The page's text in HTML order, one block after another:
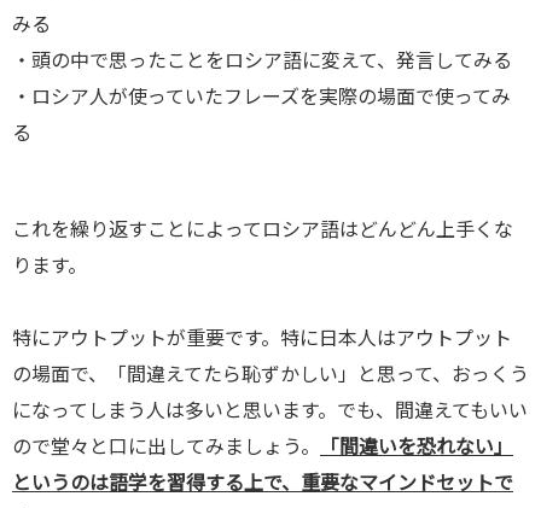
みる
・頭の中で思ったことをロシア語に変えて、発言してみる
・ロシア人が使っていたフレーズを実際の場面で使ってみ
る
これを繰り返すことによってロシア語はどんどん上手くな
ります。
特にアウトプットが重要です。特に日本人はアウトプット
の場面で、「間違えてたら恥ずかしい」と思って、おっくう
になってしまう人は多いと思います。でも、間違えてもいい
ので堂々と口に出してみましょう。
「間違いを恐れない」
というのは語学を習得する上で、重要なマインドセットで